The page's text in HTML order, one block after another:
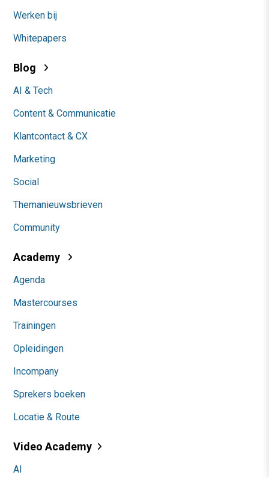
Werken bij
Whitepapers
Blog
AI & Tech
Content & Communicatie
Klantcontact & CX
Marketing
Social
Themanieuwsbrieven
Community
Academy
Agenda
Mastercourses
Trainingen
Opleidingen
Incompany
Sprekers boeken
Locatie & Route
Video Academy
AI